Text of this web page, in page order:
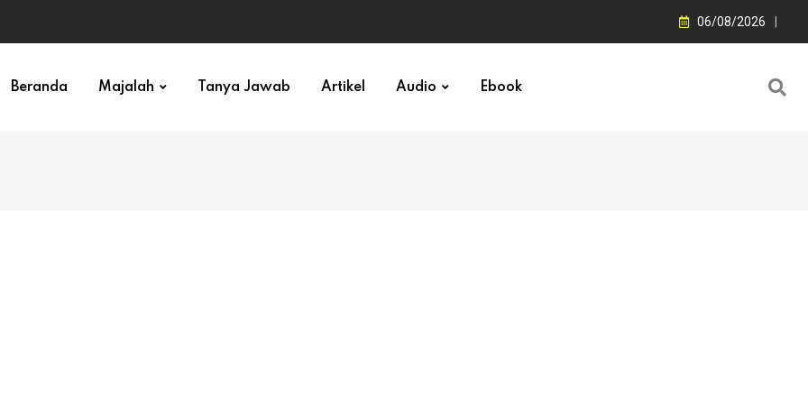
06/08/2026
Beranda Majalah Tanya Jawab Artikel Audio Ebook